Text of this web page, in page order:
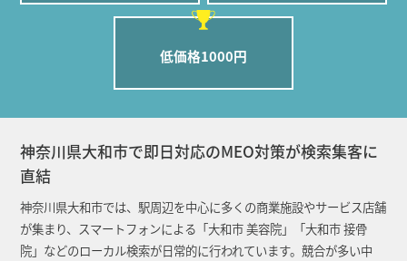
低価格1000円
神奈川県大和市で即日対応のMEO対策が検索集客に
直結
神奈川県大和市では、駅周辺を中心に多くの商業施設やサービス店舗
が集まり、スマートフォンによる「大和市 美容院」「大和市 接骨
院」などのローカル検索が日常的に行われています。競合が多い中